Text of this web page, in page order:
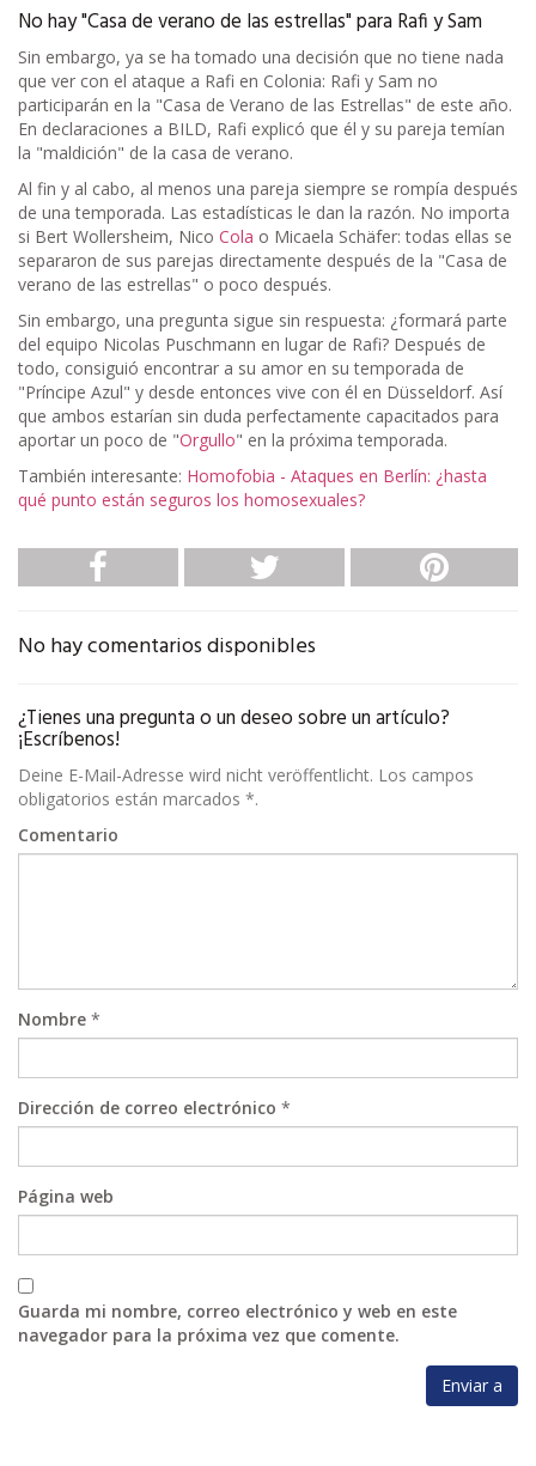
No hay "Casa de verano de las estrellas" para Rafi y Sam
Sin embargo, ya se ha tomado una decisión que no tiene nada
que ver con el ataque a Rafi en Colonia: Rafi y Sam no
participarán en la "Casa de Verano de las Estrellas" de este año.
En declaraciones a BILD, Rafi explicó que él y su pareja temían
la "maldición" de la casa de verano.
Al fin y al cabo, al menos una pareja siempre se rompía después
de una temporada. Las estadísticas le dan la razón. No importa
si Bert Wollersheim, Nico Cola o Micaela Schäfer: todas ellas se
separaron de sus parejas directamente después de la "Casa de
verano de las estrellas" o poco después.
Sin embargo, una pregunta sigue sin respuesta: ¿formará parte
del equipo Nicolas Puschmann en lugar de Rafi? Después de
todo, consiguió encontrar a su amor en su temporada de
"Príncipe Azul" y desde entonces vive con él en Düsseldorf. Así
que ambos estarían sin duda perfectamente capacitados para
aportar un poco de "Orgullo" en la próxima temporada.
También interesante: Homofobia - Ataques en Berlín: ¿hasta
qué punto están seguros los homosexuales?
No hay comentarios disponibles
¿Tienes una pregunta o un deseo sobre un artículo?
¡Escríbenos!
Deine E-Mail-Adresse wird nicht veröffentlicht. Los campos
obligatorios están marcados *.
Comentario
Nombre *
Dirección de correo electrónico *
Página web
Guarda mi nombre, correo electrónico y web en este
navegador para la próxima vez que comente.